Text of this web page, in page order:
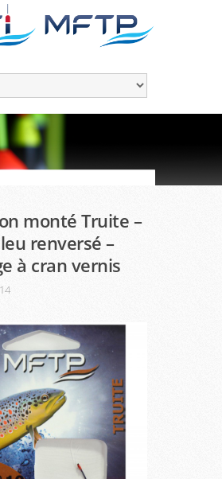
monté Truite –
renversé –
à cran vernis